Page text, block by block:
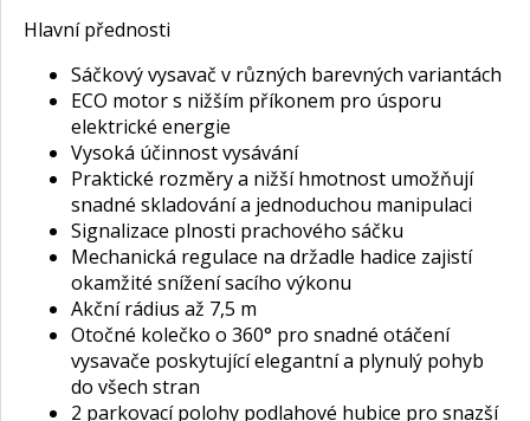
Hlavní přednosti
Sáčkový vysavač v různých barevných variantách
ECO motor s nižším příkonem pro úsporu
elektrické energie
Vysoká účinnost vysávání
Praktické rozměry a nižší hmotnost umožňují
snadné skladování a jednoduchou manipulaci
Signalizace plnosti prachového sáčku
Mechanická regulace na držadle hadice zajistí
okamžité snížení sacího výkonu
Akční rádius až 7,5 m
Otočné kolečko o 360° pro snadné otáčení
vysavače poskytující elegantní a plynulý pohyb
do všech stran
2 parkovací polohy podlahové hubice pro snazší